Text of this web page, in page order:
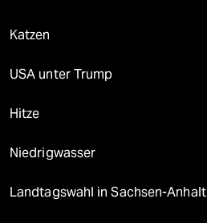
Katzen
USA unter Trump
Hitze
Niedrigwasser
Landtagswahl in Sachsen-Anhalt